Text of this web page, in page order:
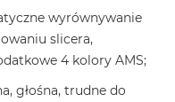
wyrównywanie
slicera,
4 kolory AMS;
głośna, trudne do